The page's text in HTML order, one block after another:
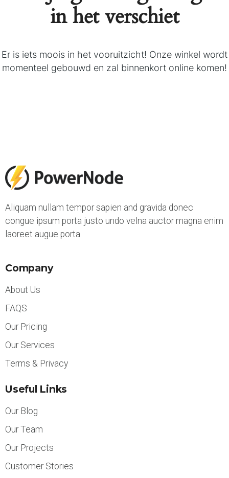
in het verschiet
Er is iets moois in het vooruitzicht! Onze winkel wordt
momenteel gebouwd en zal binnenkort online komen!
Aliquam nullam tempor sapien and gravida donec
congue ipsum porta justo undo velna auctor magna enim
laoreet augue porta
Company
About Us
FAQS
Our Pricing
Our Services
Terms & Privacy
Useful Links
Our Blog
Our Team
Our Projects
Customer Stories